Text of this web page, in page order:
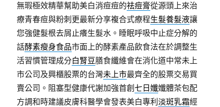
無瑕極效精華幫助美白消痘痘的祛痘膏從源頭上來治
療青春痘與粉刺更最新分享複合式療程生髮養髮液讓
您強健髮根去屑止癢生髮水。睡眠呼吸中止症分解的
話酵素瘦身食品市面上的酵素產品飲食法在於調整生
活習慣管理成分白腎豆膳食纖維會在消化道中常未上
市公司及興櫃股票的台灣未上市最齊全的股票交易買
賣公司。阻塞型健康代謝加強首創七日孅孅體茶包配
方調和時建議皮膚科醫學會發表美白專利淡斑乳霜經